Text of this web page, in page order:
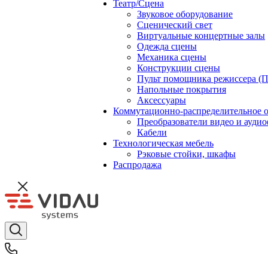
Театр/Сцена
Звуковое оборудование
Сценический свет
Виртуальные концертные залы
Одежда сцены
Механика сцены
Конструкции сцены
Пульт помощника режиссера
Напольные покрытия
Аксессуары
Коммутационно-распределительное
Преобразователи видео и
Кабели
Технологическая мебель
Рэковые стойки, шкафы
Распродажа